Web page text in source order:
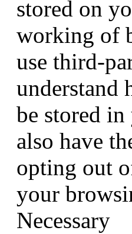
stored on
working of
use third-
understand
be stored
also have
opting out
your
Necessary